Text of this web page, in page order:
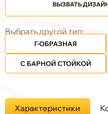
ВЫЗВАТЬ
Выбрать другой тип:
Г-ОБРАЗНАЯ
С БАРНОЙ СТОЙКОЙ
Характеристики